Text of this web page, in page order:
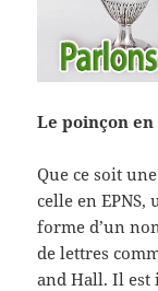
Le poinçon
Que ce soit
celle en
forme d’un
de lettres
and Hall. Il est